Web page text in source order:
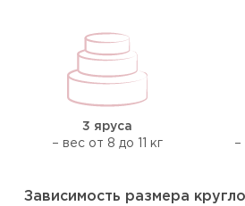
3 яруса
– вес от 8 до 11 кг
–
Зависимость размера